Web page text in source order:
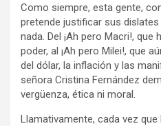
Como siempre, esta gente,
pretende justificar sus
nada. Del ¡Ah pero Macri!,
poder, al ¡Ah pero Milei!, que
del dólar, la inflación y las
señora Cristina Fernández
vergüenza, ética ni moral.
Llamativamente, cada vez